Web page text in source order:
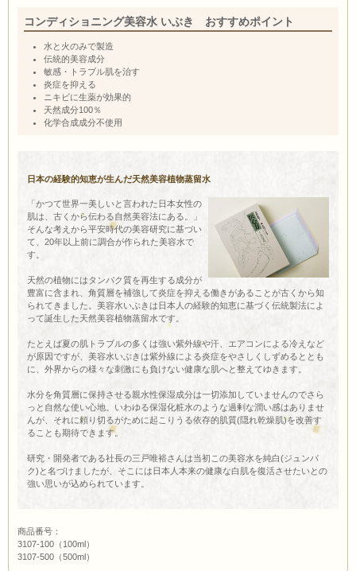
コンディショニング美容水 いぶき おすすめポイント
水と火のみで製造
伝統的美容成分
敏感・トラブル肌を治す
炎症を抑える
ニキビに生薬が効果的
天然成分100％
化学合成成分不使用
日本の経験的知恵が生んだ天然美容植物蒸留水
「かつて世界一美しいと言われた日本女性の
肌は、古くから伝わる自然美容法にある。」
そんな考えから平安時代の美容研究に基づい
て、20年以上前に調合が作られた美容水で
す。
天然の植物にはタンパク質を再生する成分が
豊富に含まれ、角質層を補強して炎症を抑える働きがあることが古くから知
られてきました。美容水いぶきは日本人の経験的知恵に基づく伝統製法によ
って誕生した天然美容植物蒸留水です。
たとえば夏の肌トラブルの多くは強い紫外線や汗、エアコンによる冷えなど
が原因ですが、美容水いぶきは紫外線による炎症をやさしくしずめるととも
に、外界からの様々な刺激にも負けない健康な肌へと整えてゆきます。
水分を角質層に保持させる親水性保湿成分は一切添加していませんのでさら
っと自然な使い心地。いわゆる保湿化粧水のような過剰な潤い感はありませ
んが、それに頼り切るがために起こりうる依存的肌質(隠れ乾燥肌)を改善す
ることも期待できます。
研究・開発者である社長の三戸唯裕さんは当初この美容水を純白(ジュンパ
ク)と名づけましたが、そこには日本人本来の健康な白肌を復活させたいとの
強い思いが込められています。
商品番号：
3107-100（100ml）
3107-500（500ml）